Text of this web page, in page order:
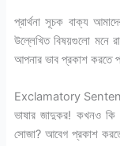
প্রার্থনা সূচক বাক্য
উল্লেখিত বিষয়গুলো মনে
আপনার ভাব প্রকাশ করতে
Exclamatory
ভাষার জাদুকর! কখনও কি
সোজা? আবেগ প্রকাশ